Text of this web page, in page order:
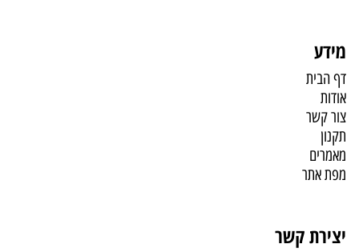
מידע
דף הבית
אודות
צור קשר
תקנון
מאמרים
מפת אתר
יצירת קשר